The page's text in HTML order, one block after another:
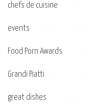
chefs de cuisine
events
Food Porn Awards
Grandi Piatti
great dishes